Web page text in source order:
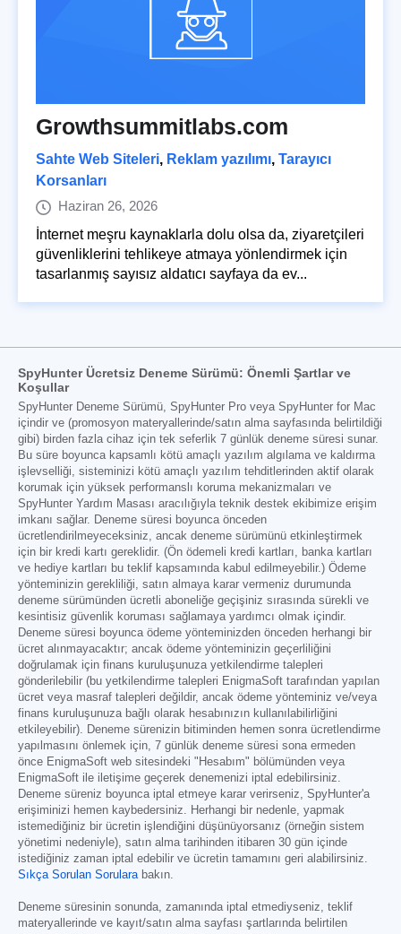
Growthsummitlabs.com
Sahte Web Siteleri, Reklam yazılımı, Tarayıcı
Korsanları
Haziran 26, 2026
İnternet meşru kaynaklarla dolu olsa da, ziyaretçileri
güvenliklerini tehlikeye atmaya yönlendirmek için
tasarlanmış sayısız aldatıcı sayfaya da ev...
SpyHunter Ücretsiz Deneme Sürümü: Önemli Şartlar ve
Koşullar
SpyHunter Deneme Sürümü, SpyHunter Pro veya SpyHunter for Mac
içindir ve (promosyon materyallerinde/satın alma sayfasında belirtildiği
gibi) birden fazla cihaz için tek seferlik 7 günlük deneme süresi sunar.
Bu süre boyunca kapsamlı kötü amaçlı yazılım algılama ve kaldırma
işlevselliği, sisteminizi kötü amaçlı yazılım tehditlerinden aktif olarak
korumak için yüksek performanslı koruma mekanizmaları ve
SpyHunter Yardım Masası aracılığıyla teknik destek ekibimize erişim
imkanı sağlar. Deneme süresi boyunca önceden
ücretlendirilmeyeceksiniz, ancak deneme sürümünü etkinleştirmek
için bir kredi kartı gereklidir. (Ön ödemeli kredi kartları, banka kartları
ve hediye kartları bu teklif kapsamında kabul edilmeyebilir.) Ödeme
yönteminizin gerekliliği, satın almaya karar vermeniz durumunda
deneme sürümünden ücretli aboneliğe geçişiniz sırasında sürekli ve
kesintisiz güvenlik koruması sağlamaya yardımcı olmak içindir.
Deneme süresi boyunca ödeme yönteminizden önceden herhangi bir
ücret alınmayacaktır; ancak ödeme yönteminizin geçerliliğini
doğrulamak için finans kuruluşunuza yetkilendirme talepleri
gönderilebilir (bu yetkilendirme talepleri EnigmaSoft tarafından yapılan
ücret veya masraf talepleri değildir, ancak ödeme yönteminiz ve/veya
finans kuruluşunuza bağlı olarak hesabınızın kullanılabilirliğini
etkileyebilir). Deneme sürenizin bitiminden hemen sonra ücretlendirme
yapılmasını önlemek için, 7 günlük deneme süresi sona ermeden
önce EnigmaSoft web sitesindeki "Hesabım" bölümünden veya
EnigmaSoft ile iletişime geçerek denemenizi iptal edebilirsiniz.
Deneme süreniz boyunca iptal etmeye karar verirseniz, SpyHunter'a
erişiminizi hemen kaybedersiniz. Herhangi bir nedenle, yapmak
istemediğiniz bir ücretin işlendiğini düşünüyorsanız (örneğin sistem
yönetimi nedeniyle), satın alma tarihinden itibaren 30 gün içinde
istediğiniz zaman iptal edebilir ve ücretin tamamını geri alabilirsiniz.
Sıkça Sorulan Sorularabakın.
Deneme süresinin sonunda, zamanında iptal etmediyseniz, teklif
materyallerinde ve kayıt/satın alma sayfası şartlarında belirtilen